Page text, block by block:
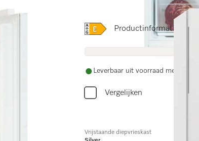
Online Label Flag,
Productinformatieblad
Leverbaar uit voorraad met gratis
Vergelijken
Vrijstaande diepvrieskast